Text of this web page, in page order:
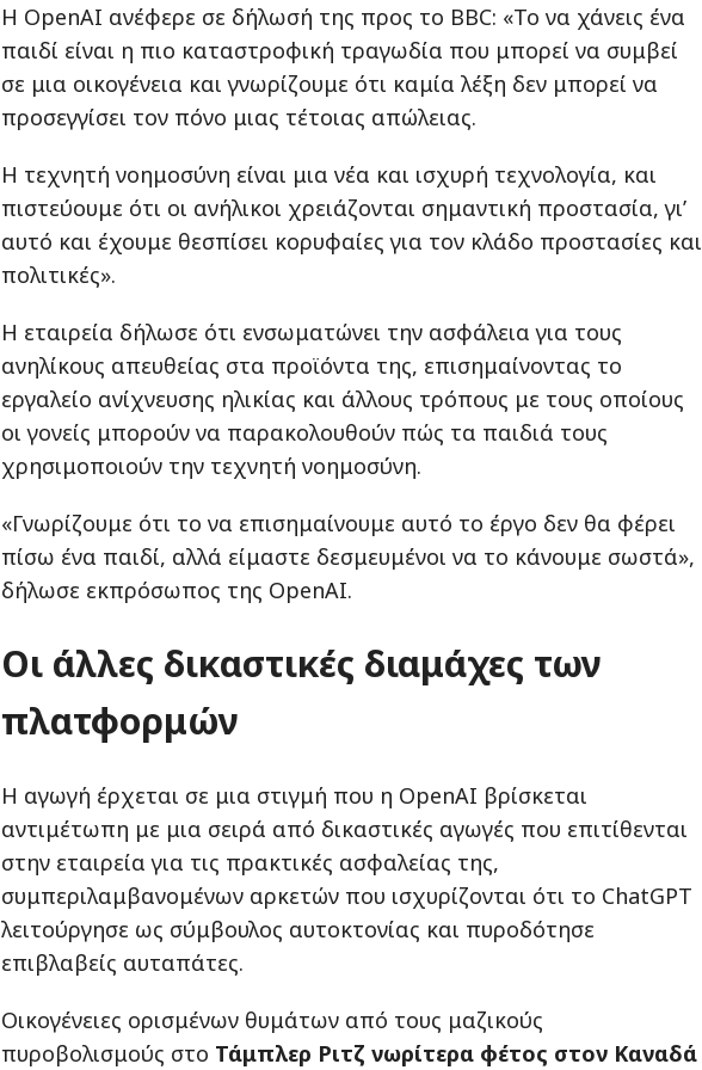
Η OpenAI ανέφερε σε δήλωσή της προς το BBC: «Το να χάνεις ένα
παιδί είναι η πιο καταστροφική τραγωδία που μπορεί να συμβεί
σε μια οικογένεια και γνωρίζουμε ότι καμία λέξη δεν μπορεί να
προσεγγίσει τον πόνο μιας τέτοιας απώλειας.
Η τεχνητή νοημοσύνη είναι μια νέα και ισχυρή τεχνολογία, και
πιστεύουμε ότι οι ανήλικοι χρειάζονται σημαντική προστασία, γι’
αυτό και έχουμε θεσπίσει κορυφαίες για τον κλάδο προστασίες και
πολιτικές».
Η εταιρεία δήλωσε ότι ενσωματώνει την ασφάλεια για τους
ανηλίκους απευθείας στα προϊόντα της, επισημαίνοντας το
εργαλείο ανίχνευσης ηλικίας και άλλους τρόπους με τους οποίους
οι γονείς μπορούν να παρακολουθούν πώς τα παιδιά τους
χρησιμοποιούν την τεχνητή νοημοσύνη.
«Γνωρίζουμε ότι το να επισημαίνουμε αυτό το έργο δεν θα φέρει
πίσω ένα παιδί, αλλά είμαστε δεσμευμένοι να το κάνουμε σωστά»,
δήλωσε εκπρόσωπος της OpenAI.
Οι άλλες δικαστικές διαμάχες των
πλατφορμών
Η αγωγή έρχεται σε μια στιγμή που η OpenAI βρίσκεται
αντιμέτωπη με μια σειρά από δικαστικές αγωγές που επιτίθενται
στην εταιρεία για τις πρακτικές ασφαλείας της,
συμπεριλαμβανομένων αρκετών που ισχυρίζονται ότι το ChatGPT
λειτούργησε ως σύμβουλος αυτοκτονίας και πυροδότησε
επιβλαβείς αυταπάτες.
Οικογένειες ορισμένων θυμάτων από τους μαζικούς
πυροβολισμούς στο Τάμπλερ Ριτζ νωρίτερα φέτος στον Καναδά